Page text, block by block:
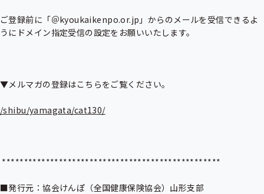
ご登録前に「＠kyoukaikenpo.or.jp」からのメールを受信できるよ
うにドメイン指定受信の設定をお願いいたします。
▼メルマガの登録はこちらをご覧ください。
/shibu/yamagata/cat130/
■発行元：協会けんぽ（全国健康保険協会）山形支部